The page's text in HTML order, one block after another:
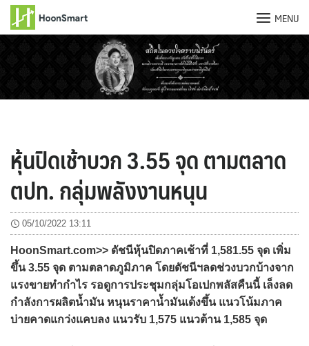
MENU
หุ้นปิดเช้าบวก 3.55 จุด ตามตลาด
ตปท. กลุ่มพลังงานหนุน
05/10/2022 13:11
HoonSmart.com>> ดัชนีหุ้นปิดภาคเช้าที่ 1,581.55 จุด เพิ่ม
ขึ้น 3.55 จุด ตามตลาดภูมิภาค โดยดัชนีฯลดช่วงบวกบ้างจาก
แรงขายทำกำไร รอดูการประชุมกลุ่มโอเปกพลัสคืนนี้ เล็งลด
กำลังการผลิตน้ำมัน หนุนราคาน้ำมันเด้งขึ้น แนวโน้มภาค
บ่ายคาดแกว่งแคบลง แนวรับ 1,575 แนวต้าน 1,585 จุด